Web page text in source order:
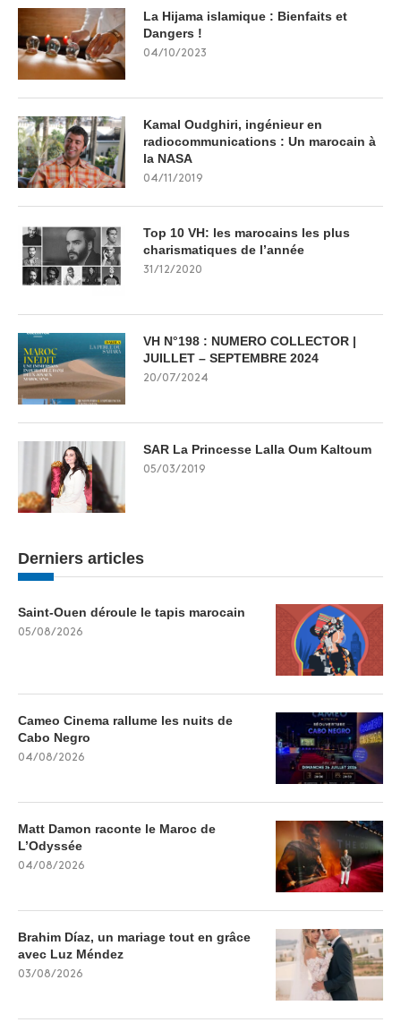
La Hijama islamique : Bienfaits et
Dangers !
04/10/2023
Kamal Oudghiri, ingénieur en
radiocommunications : Un marocain à
la NASA
04/11/2019
Top 10 VH: les marocains les plus
charismatiques de l’année
31/12/2020
VH N°198 : NUMERO COLLECTOR |
JUILLET – SEPTEMBRE 2024
20/07/2024
SAR La Princesse Lalla Oum Kaltoum
05/03/2019
Derniers articles
Saint-Ouen déroule le tapis marocain
05/08/2026
Cameo Cinema rallume les nuits de
Cabo Negro
04/08/2026
Matt Damon raconte le Maroc de
L’Odyssée
04/08/2026
Brahim Díaz, un mariage tout en grâce
avec Luz Méndez
03/08/2026